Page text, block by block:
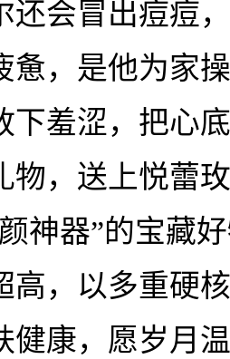
还会冒出痘痘
惫，是他为家
下羞涩，把心
物，送上悦蕾
神器”的宝藏
高，以多重硬
健康，愿岁月